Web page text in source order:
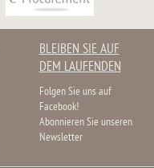
BLEIBEN SIE AUF
DEM LAUFENDEN
Folgen Sie uns auf
Facebook!
Abonnieren Sie unseren
Newsletter